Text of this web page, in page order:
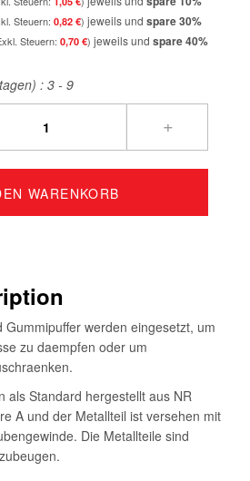
0,82 € jeweils und spare30%
0,70 € jeweils und spare40%
: 3 - 9
+
WARENKORB
werden eingesetzt, um
zu daempfen oder um
als Standard hergestellt aus NR
A und der Metallteil ist versehen mit
Die Metallteile sind